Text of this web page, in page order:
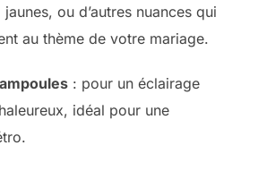
ou d’autres nuances qui
au thème de votre mariage.
: pour un éclairage
idéal pour une